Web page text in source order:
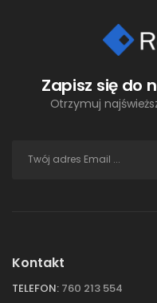
Zapisz się do
Otrzymuj
Kontakt
TELEFON: 760 213 554